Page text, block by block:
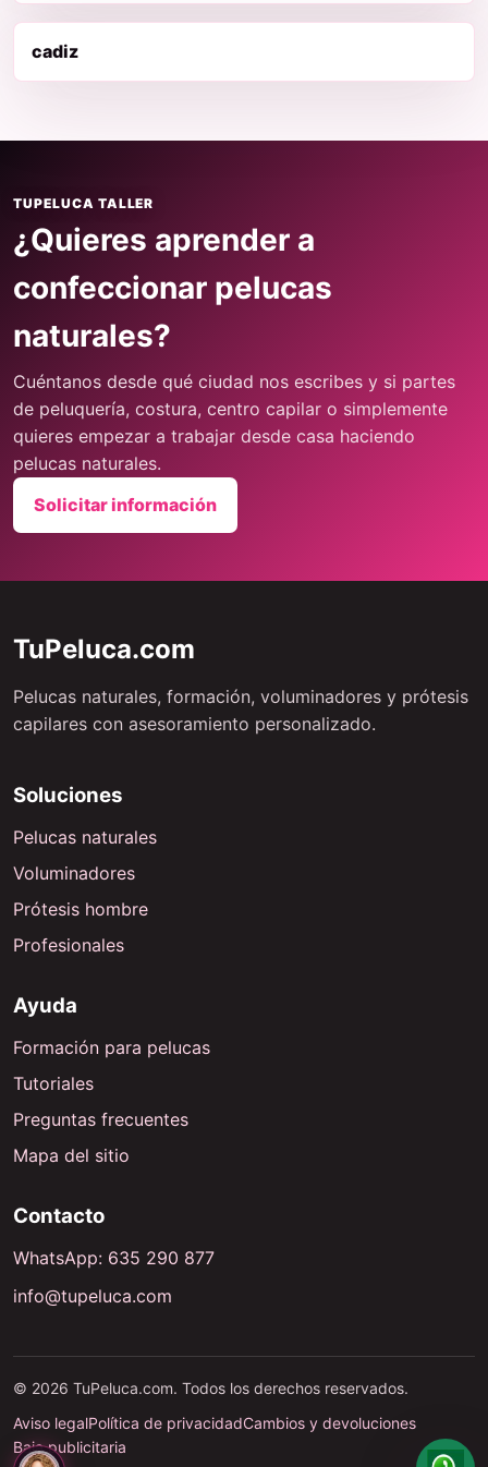
cadiz
TUPELUCA TALLER
¿Quieres aprender a
confeccionar pelucas
naturales?
Cuéntanos desde qué ciudad nos escribes y si partes
de peluquería, costura, centro capilar o simplemente
quieres empezar a trabajar desde casa haciendo
pelucas naturales.
Solicitar información
TuPeluca.com
Pelucas naturales, formación, voluminadores y prótesis
capilares con asesoramiento personalizado.
Soluciones
Pelucas naturales
Voluminadores
Prótesis hombre
Profesionales
Ayuda
Formación para pelucas
Tutoriales
Preguntas frecuentes
Mapa del sitio
Contacto
WhatsApp: 635 290 877
info@tupeluca.com
© 2026 TuPeluca.com. Todos los derechos reservados.
Aviso legalPolítica de privacidadCambios y devoluciones
Baja publicitaria